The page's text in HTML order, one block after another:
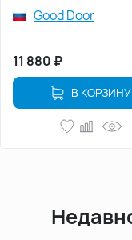
Good Door
11 880 ₽
В КОРЗИНУ